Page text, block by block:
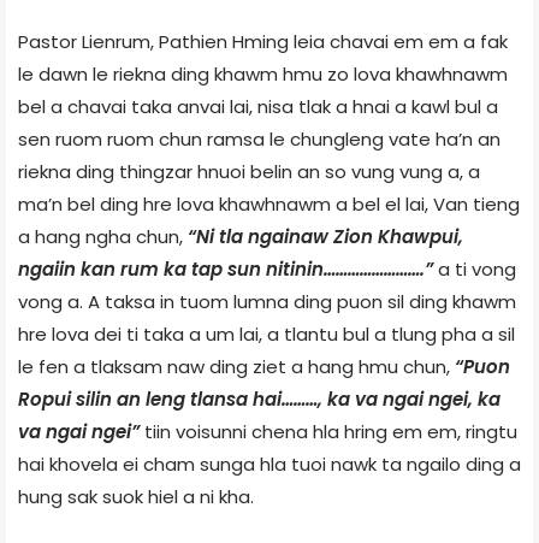
Pastor Lienrum, Pathien Hming leia chavai em em a fak
le dawn le riekna ding khawm hmu zo lova khawhnawm
bel a chavai taka anvai lai, nisa tlak a hnai a kawl bul a
sen ruom ruom chun ramsa le chungleng vate ha’n an
riekna ding thingzar hnuoi belin an so vung vung a, a
ma’n bel ding hre lova khawhnawm a bel el lai, Van tieng
a hang ngha chun, “Ni tla ngainaw Zion Khawpui,
ngaiin kan rum ka tap sun nitinin…………………….”a ti vong
vong a. A taksa in tuom lumna ding puon sil ding khawm
hre lova dei ti taka a um lai, a tlantu bul a tlung pha a sil
le fen a tlaksam naw ding ziet a hang hmu chun, “Puon
Ropui silin an leng tlansa hai………, ka va ngai ngei, ka
va ngai ngei”tiin voisunni chena hla hring em em, ringtu
hai khovela ei cham sunga hla tuoi nawk ta ngailo ding a
hung sak suok hiel a ni kha.